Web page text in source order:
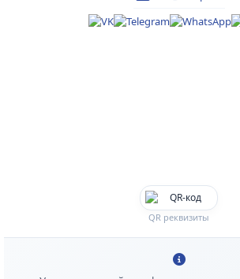
QR реквизиты